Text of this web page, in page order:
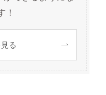
！
る